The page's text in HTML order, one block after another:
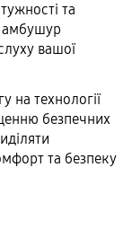
та
амбушур
вашої
на технології
безпечних
та безпеку